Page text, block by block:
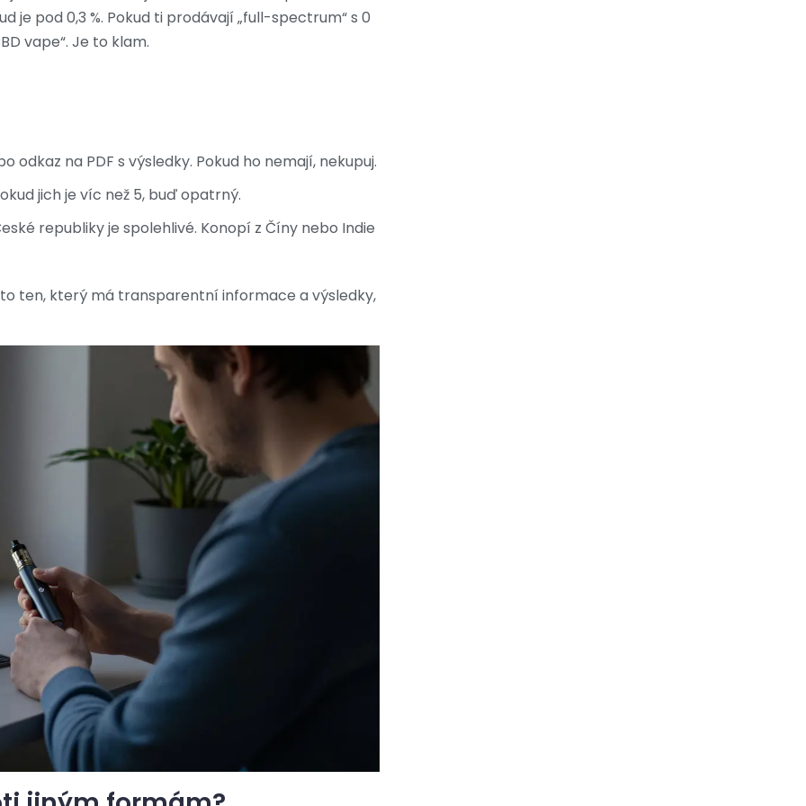
je pod 0,3 %. Pokud ti prodávají „full-spectrum“ s 0
vape“. Je to klam.
odkaz na PDF s výsledky. Pokud ho nemají, nekupuj.
jich je víc než 5, buď opatrný.
republiky je spolehlivé. Konopí z Číny nebo Indie
ten, který má transparentní informace a výsledky,